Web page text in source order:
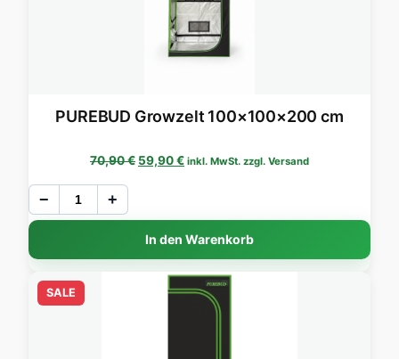
PUREBUD Growzelt 100×100×200 cm
70,90€ Ursprünglicher Preis war: 70,90 €
59,90€Aktueller Preis ist: 59,90 €.
inkl. MwSt. zzgl. Versand
− +
In den Warenkorb
SALE